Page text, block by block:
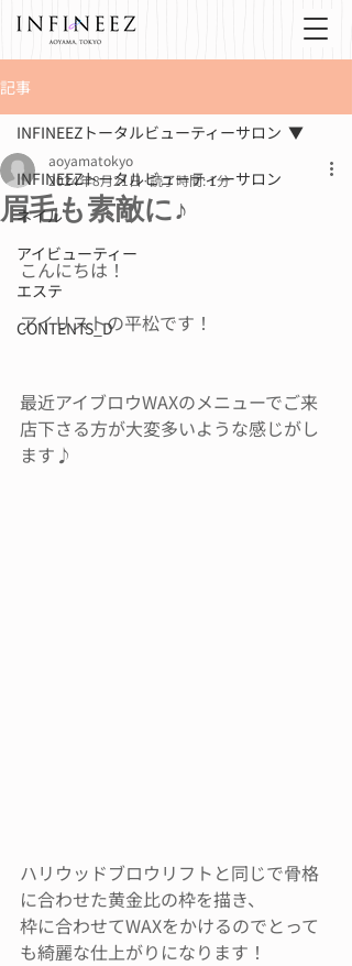
記事
INFINEEZトータルビューティーサロン
ネイル
アイビューティー
エステ
CONTENTS_D
INFINEEZトータルビューティーサロン
眉毛も素敵に♪
aoyamatokyo
2024年8月21日 読了時間: 1分
こんにちは！
アイリストの平松です！
最近アイブロウWAXのメニューでご来
店下さる方が大変多いような感じがし
ます♪
ハリウッドブロウリフトと同じで骨格
に合わせた黄金比の枠を描き、
枠に合わせてWAXをかけるのでとって
も綺麗な仕上がりになります！